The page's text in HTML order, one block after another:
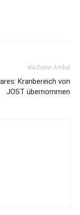
Nächster Artikel
Kranbereich von
JOST übernommen